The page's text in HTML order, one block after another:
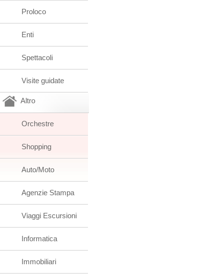
Proloco
Enti
Spettacoli
Visite guidate
Altro
Orchestre
Shopping
Auto/Moto
Agenzie Stampa
Viaggi Escursioni
Informatica
Immobiliari